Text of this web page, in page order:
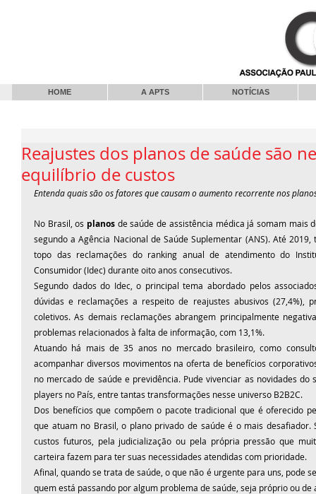
HOME A APTS NOTÍCIAS
Reajustes dos planos de saúde são
equilíbrio de custos
Entenda quais são os fatores que causam o aumento recorrente nos
No Brasil, os planos de saúde de assistência médica já somam mais
segundo a Agência Nacional de Saúde Suplementar (ANS). Até
topo das reclamações do ranking anual de atendimento do
Consumidor (Idec) durante oito anos consecutivos.
Segundo dados do Idec, o principal tema abordado pelos
dúvidas e reclamações a respeito de reajustes abusivos (27,4%),
coletivos. As demais reclamações abrangem principalmente
problemas relacionados à falta de informação, com 13,1%.
Atuando há mais de 35 anos no mercado brasileiro, como
acompanhar diversos movimentos na oferta de benefícios
no mercado de saúde e previdência. Pude vivenciar as novidades do
players no País, entre tantas transformações nesse universo B2B2C.
Dos benefícios que compõem o pacote tradicional que é oferecido
que atuam no Brasil, o plano privado de saúde é o mais desafiador.
custos futuros, pela judicialização ou pela própria pressão que
carteira fazem para ter suas necessidades atendidas com prioridade.
Afinal, quando se trata de saúde, o que não é urgente para uns, pode
quem está passando por algum problema de saúde, seja próprio ou de